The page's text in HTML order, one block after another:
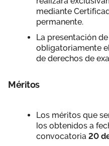
mediante
permanente.
La presentación
obligatoriamente
de derechos de
Méritos
Los méritos que
los obtenidos a
convocatoria 20